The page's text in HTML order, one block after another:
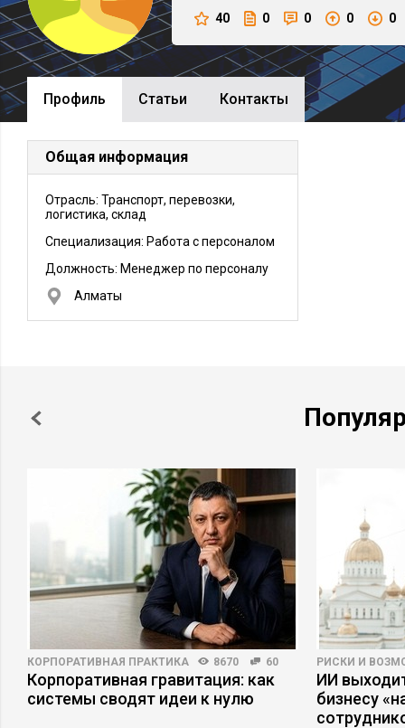
40 0 0 0 0
Профиль Cтатьи Контакты
Общая информация
Отрасль: Транспорт, перевозки,
логистика, склад
Специализация: Работа с персоналом
Должность: Менеджер по персоналу
Алматы
КОРПОРАТИВНАЯ ПРАКТИКА 8670 60
Корпоративная гравитация: как
системы сводят идеи к нулю
РИСКИ И
ИИ
бизнесу